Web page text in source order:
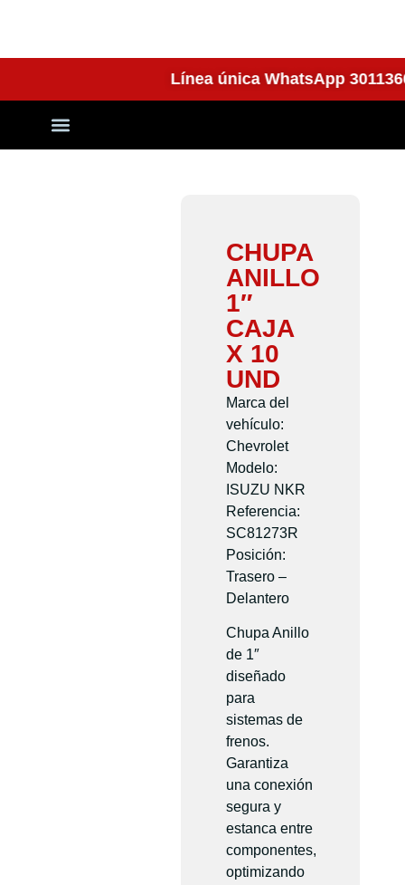
Línea única WhatsApp
CHUPA
ANILLO
1″
CAJA
X 10
UND
Marca del
vehículo:
Chevrolet
Modelo:
ISUZU NKR
Referencia:
SC81273R
Posición:
Trasero –
Delantero
Chupa Anillo
de 1″
diseñado
para
sistemas de
frenos.
Garantiza
una conexión
segura y
estanca entre
componentes,
optimizando